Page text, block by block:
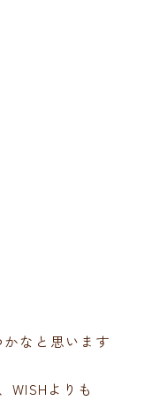
なと思います
WISHよりも